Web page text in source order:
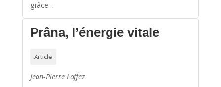
grâce…
Prâna, l’énergie vitale
Article
Jean-Pierre Laffez